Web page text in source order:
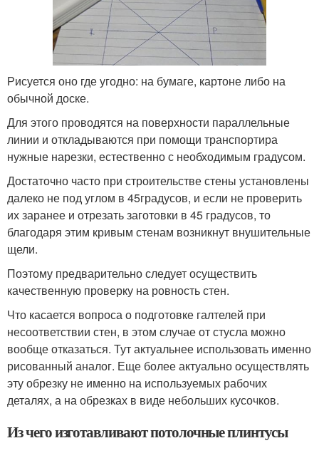
Рисуется оно где угодно: на бумаге, картоне либо на
обычной доске.
Для этого проводятся на поверхности параллельные
линии и откладываются при помощи транспортира
нужные нарезки, естественно с необходимым градусом.
Достаточно часто при строительстве стены установлены
далеко не под углом в 45градусов, и если не проверить
их заранее и отрезать заготовки в 45 градусов, то
благодаря этим кривым стенам возникнут внушительные
щели.
Поэтому предварительно следует осуществить
качественную проверку на ровность стен.
Что касается вопроса о подготовке галтелей при
несоответствии стен, в этом случае от стусла можно
вообще отказаться. Тут актуальнее использовать именно
рисованный аналог. Еще более актуально осуществлять
эту обрезку не именно на используемых рабочих
деталях, а на обрезках в виде небольших кусочков.
Из чего изготавливают потолочные плинтусы